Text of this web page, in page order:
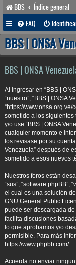
BBS
Índice general
FAQ
BBS | ONSA
BBS | ONSA
Al ingresar en “BBS |
“nuestro”, “BBS | ONSA
“https://
sometido a los siguientes
y/o use “BBS | ONSA
cualquier momento e
los revisase por su
Venezuela” después de
sometido a esos nuevos
Nuestros foros están
“sus”, “software phpBB”,
el cual es una solución
GNU General Public
puede ser descargada de
facilita discusiones
lo que aprobamos y/o
permisible. Para más
https://www.phpbb.com/.
Acuerda no enviar